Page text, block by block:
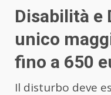
Disabilità e
unico
fino a 650
Il disturbo deve